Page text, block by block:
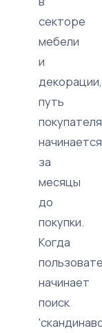
секторе
мебели
и
декорации,
путь
покупателя
начинается
за
месяцы
до
покупки.
Когда
начинает
поиск